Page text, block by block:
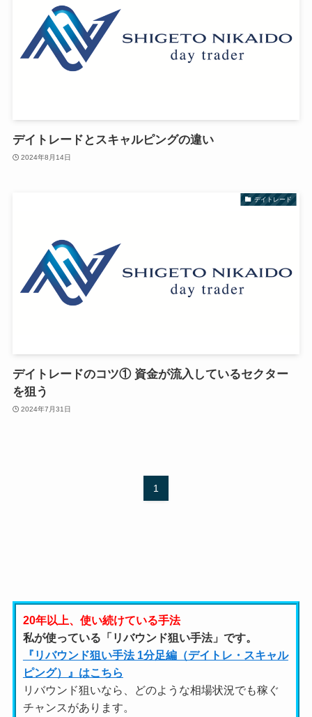
デイトレードとスキャルピングの違い
2024年8月14日
デイトレード
デイトレードのコツ① 資金が流入しているセクター
を狙う
2024年7月31日
1
20年以上、使い続けている手法
私が使っている「リバウンド狙い手法」です。
『リバウンド狙い手法 1分足編（デイトレ・スキャル
ピング）』はこちら
リバウンド狙いなら、どのような相場状況でも稼ぐ
チャンスがあります。